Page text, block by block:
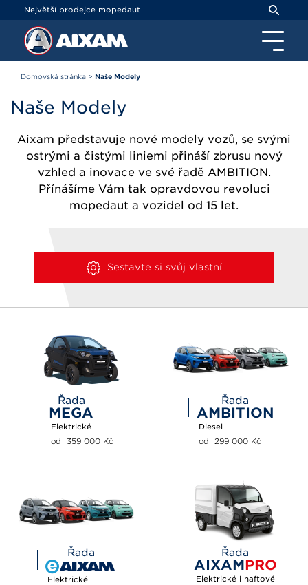
Největší prodejce mopedaut
Domovská stránka > Naše Modely
Naše Modely
Aixam představuje nové modely vozů, se svými
ostrými a čistými liniemi přináší zbrusu nový
vzhled a inovace ve své řadě AMBITION.
Přínášíme Vám tak opravdovou revoluci
mopedaut a vozidel od 15 let.
Sestavte si svůj vlastní
Řada
MEGA
Elektrické
od  359 000 Kč
Řada
AMBITION
Diesel
od  299 000 Kč
Řada
Elektrické
Řada
AIXAMPRO
Elektrické i naftové
Panel pro správu cookies